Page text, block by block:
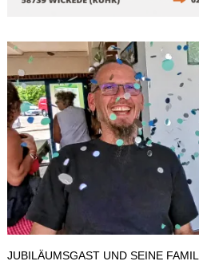
JUBILÄUMSGAST UND SEINE